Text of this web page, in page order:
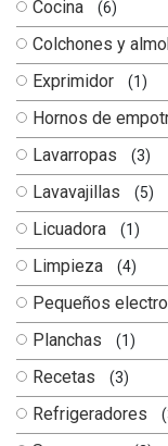
Cocina (6)
Colchones y
Exprimidor (1)
Hornos de
Lavarropas (3)
Lavavajillas (5)
Licuadora (1)
Limpieza (4)
Pequeños
Planchas (1)
Recetas (3)
Refrigeradores